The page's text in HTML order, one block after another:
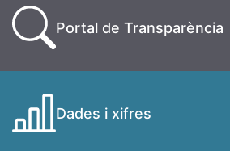
Portal de Transparència
Dades i xifres